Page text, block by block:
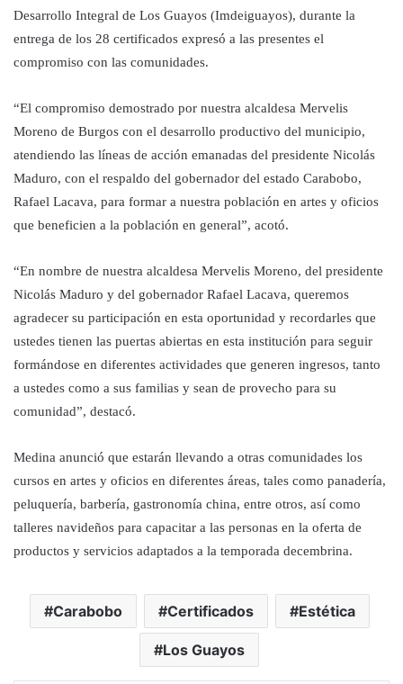
Desarrollo Integral de Los Guayos (Imdeiguayos), durante la
entrega de los 28 certificados expresó a las presentes el
compromiso con las comunidades.
“El compromiso demostrado por nuestra alcaldesa Mervelis
Moreno de Burgos con el desarrollo productivo del municipio,
atendiendo las líneas de acción emanadas del presidente Nicolás
Maduro, con el respaldo del gobernador del estado Carabobo,
Rafael Lacava, para formar a nuestra población en artes y oficios
que beneficien a la población en general”, acotó.
“En nombre de nuestra alcaldesa Mervelis Moreno, del presidente
Nicolás Maduro y del gobernador Rafael Lacava, queremos
agradecer su participación en esta oportunidad y recordarles que
ustedes tienen las puertas abiertas en esta institución para seguir
formándose en diferentes actividades que generen ingresos, tanto
a ustedes como a sus familias y sean de provecho para su
comunidad”, destacó.
Medina anunció que estarán llevando a otras comunidades los
cursos en artes y oficios en diferentes áreas, tales como panadería,
peluquería, barbería, gastronomía china, entre otros, así como
talleres navideños para capacitar a las personas en la oferta de
productos y servicios adaptados a la temporada decembrina.
Carabobo Certificados Estética
Los Guayos